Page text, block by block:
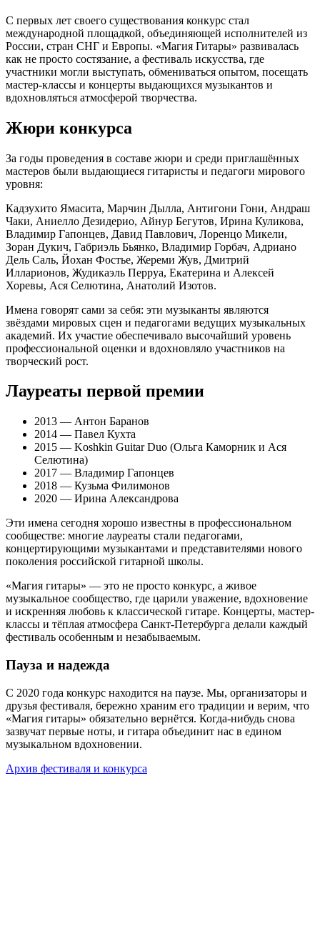
С первых лет своего существования конкурс стал
международной площадкой, объединяющей исполнителей из
России, стран СНГ и Европы. «Магия Гитары» развивалась
как не просто состязание, а фестиваль искусства, где
участники могли выступать, обмениваться опытом, посещать
мастер-классы и концерты выдающихся музыкантов и
вдохновляться атмосферой творчества.
Жюри конкурса
За годы проведения в составе жюри и среди приглашённых
мастеров были выдающиеся гитаристы и педагоги мирового
уровня:
Кадзухито Ямасита, Марчин Дылла, Антигони Гони, Андраш
Чаки, Аниелло Дезидерио, Айнур Бегутов, Ирина Куликова,
Владимир Гапонцев, Давид Павлович, Лоренцо Микели,
Зоран Дукич, Габриэль Бьянко, Владимир Горбач, Адриано
Дель Саль, Йохан Фостье, Жереми Жув, Дмитрий
Илларионов, Жудикаэль Перруа, Екатерина и Алексей
Хоревы, Ася Селютина, Анатолий Изотов.
Имена говорят сами за себя: эти музыканты являются
звёздами мировых сцен и педагогами ведущих музыкальных
академий. Их участие обеспечивало высочайший уровень
профессиональной оценки и вдохновляло участников на
творческий рост.
Лауреаты первой премии
2013 — Антон Баранов
2014 — Павел Кухта
2015 — Koshkin Guitar Duo (Ольга Каморник и Ася
Селютина)
2017 — Владимир Гапонцев
2018 — Кузьма Филимонов
2020 — Ирина Александрова
Эти имена сегодня хорошо известны в профессиональном
сообществе: многие лауреаты стали педагогами,
концертирующими музыкантами и представителями нового
поколения российской гитарной школы.
«Магия гитары» — это не просто конкурс, а живое
музыкальное сообщество, где царили уважение, вдохновение
и искренняя любовь к классической гитаре. Концерты, мастер-
классы и тёплая атмосфера Санкт-Петербурга делали каждый
фестиваль особенным и незабываемым.
Пауза и надежда
С 2020 года конкурс находится на паузе. Мы, организаторы и
друзья фестиваля, бережно храним его традиции и верим, что
«Магия гитары» обязательно вернётся. Когда-нибудь снова
зазвучат первые ноты, и гитара объединит нас в едином
музыкальном вдохновении.
Архив фестиваля и конкурса